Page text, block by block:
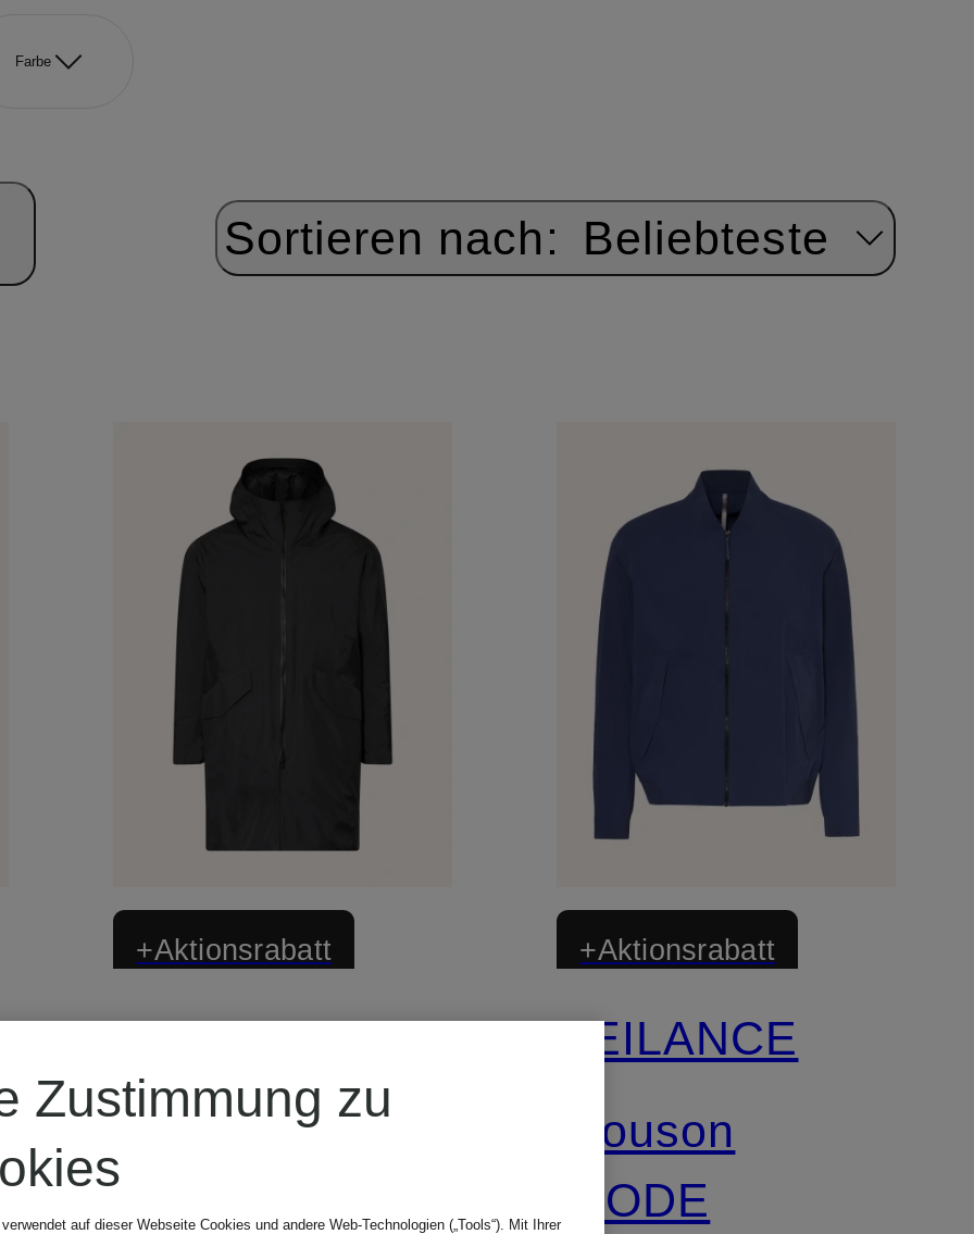
Farbe
Sortieren nach: Beliebteste
+Aktionsrabatt
VEILANCE
Daunemnantel
MONITOR
+Aktionsrabatt
VEILANCE
Blouson
DIODE
Zustimmung zu
auf dieser Webseite Cookies und andere Web-Technologien („Tools“). Mit Ihrer